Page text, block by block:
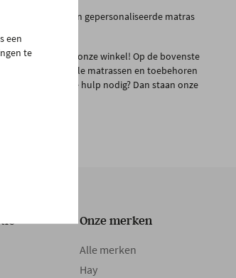
en een gepersonaliseerde matras
uittesten in onze winkel! Op de bovenste
waar je alle matrassen en toebehoren
of heb je hulp nodig? Dan staan onze
Onze merken
Alle merken
Hay
een
te